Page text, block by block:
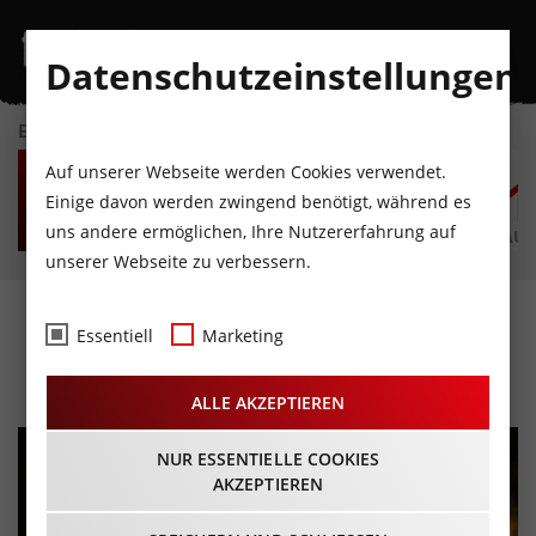
EVENTKALENDER
DO
6
AUGUST
FR
7
AUGUST
SA
8
AUGUST
SO
9
AUGUST
MO
10
AUGUST
One Vision of Queen
22.10.2023 - Beginn 20:00 Uhr
Datenschutzeinstellungen
Auf unserer Webseite werden Cookies verwendet.
Einige davon werden zwingend benötigt, während es
uns andere ermöglichen, Ihre Nutzererfahrung auf
unserer Webseite zu verbessern.
Essentiell Marketing
ALLE AKZEPTIEREN
NUR ESSENTIELLE COOKIES
AKZEPTIEREN